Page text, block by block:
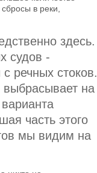
в реки,
здесь.
судов -
речных стоков.
на
часть этого
мы видим на